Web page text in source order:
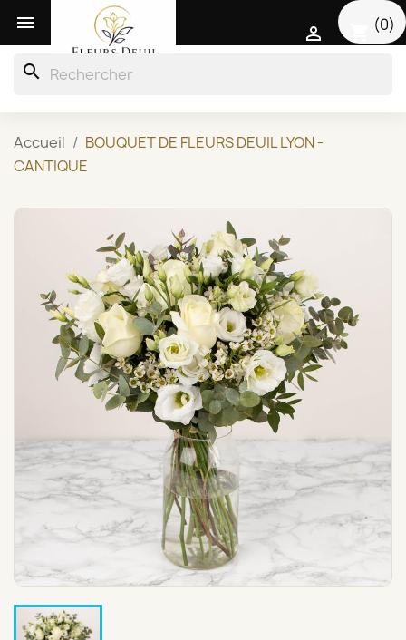
 (0)

search
Accueil
BOUQUET DE FLEURS DEUIL LYON -
CANTIQUE